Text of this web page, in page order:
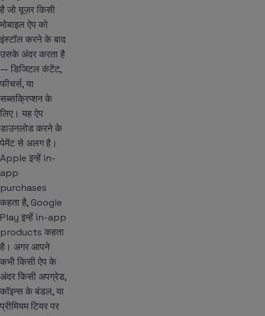
है जो यूज़र किसी
मोबाइल ऐप को
इंस्टॉल करने के बाद
उसके अंदर करता है
— डिजिटल कंटेंट,
फीचर्स, या
सब्सक्रिप्शन के
लिए। यह ऐप
डाउनलोड करने के
पेमेंट से अलग है।
Apple इन्हें in-
app
purchases
कहता है, Google
Play इन्हें in-app
products कहता
है। अगर आपने
कभी किसी ऐप के
अंदर किसी अपग्रेड,
कॉइन्स के बंडल, या
प्रीमियम टियर पर